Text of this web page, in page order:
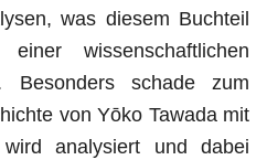
was diesem Buchteil
wissenschaftlichen
Besonders schade zum
von Yōko Tawada mit
analysiert und dabei